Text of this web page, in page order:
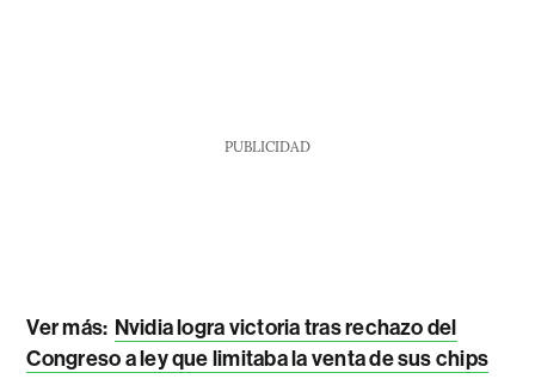
PUBLICIDAD
Ver más: Nvidia logra victoria tras rechazo del
Congreso a ley que limitaba la venta de sus chips